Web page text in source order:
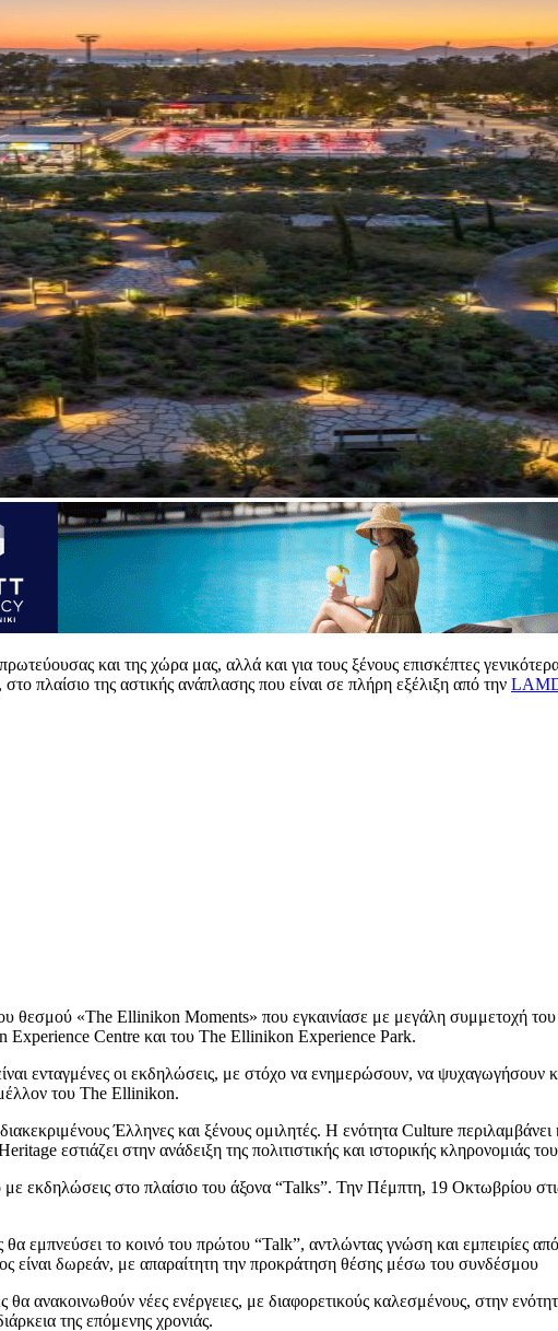
και της χώρα μας, αλλά και για τους ξένους επισκέπτες
πλαίσιο της αστικής ανάπλασης που είναι σε πλήρη εξέλιξη από την
«The Ellinikon Moments» που εγκαινίασε με μεγάλη συμμετοχή του
Experience Centre και του The Ellinikon Experience Park.
ενταγμένες οι εκδηλώσεις, με στόχο να ενημερώσουν, να ψυχαγωγήσουν
του The Ellinikon.
Έλληνες και ξένους ομιλητές. Η ενότητα Culture
εστιάζει στην ανάδειξη της πολιτιστικής και ιστορικής κληρονομιάς
εκδηλώσεις στο πλαίσιο του άξονα “Talks”. Την Πέμπτη, 19 Οκτωβρίου
εμπνεύσει το κοινό του πρώτου “Talk”, αντλώντας γνώση και εμπειρίες
είναι δωρεάν, με απαραίτητη την προκράτηση θέσης μέσω του συνδέσμου
θα ανακοινωθούν νέες ενέργειες, με διαφορετικούς καλεσμένους, στην
της επόμενης χρονιάς.